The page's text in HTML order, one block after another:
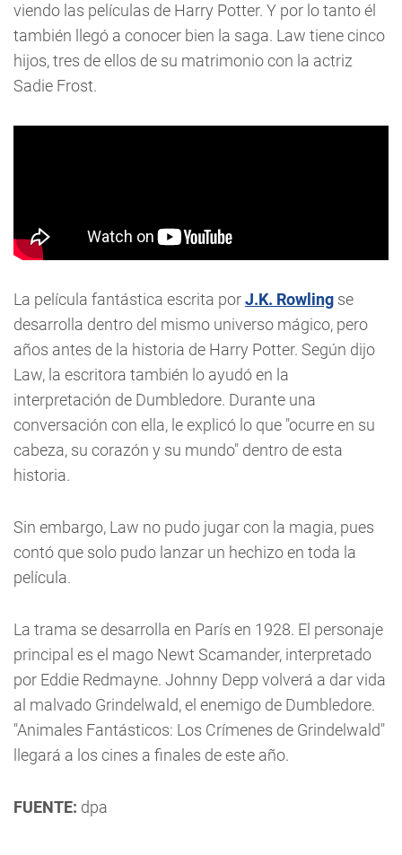
viendo las películas de Harry Potter. Y por lo tanto él
también llegó a conocer bien la saga. Law tiene cinco
hijos, tres de ellos de su matrimonio con la actriz
Sadie Frost.
La película fantástica escrita porJ.K. Rowling se
desarrolla dentro del mismo universo mágico, pero
años antes de la historia de Harry Potter. Según dijo
Law, la escritora también lo ayudó en la
interpretación de Dumbledore. Durante una
conversación con ella, le explicó lo que "ocurre en su
cabeza, su corazón y su mundo" dentro de esta
historia.
Sin embargo, Law no pudo jugar con la magia, pues
contó que solo pudo lanzar un hechizo en toda la
película.
La trama se desarrolla en París en 1928. El personaje
principal es el mago Newt Scamander, interpretado
por Eddie Redmayne. Johnny Depp volverá a dar vida
al malvado Grindelwald, el enemigo de Dumbledore.
"Animales Fantásticos: Los Crímenes de Grindelwald"
llegará a los cines a finales de este año.
FUENTE: dpa